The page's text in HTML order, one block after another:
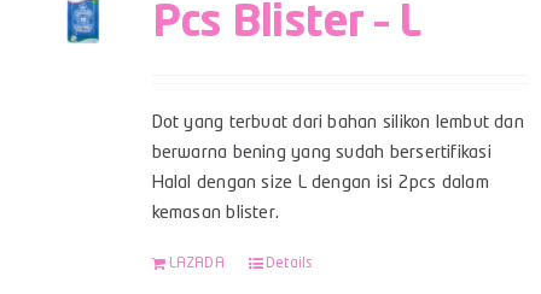
Pcs Blister – L
Dot yang terbuat dari bahan silikon lembut dan
berwarna bening yang sudah bersertifikasi
Halal dengan size L dengan isi 2pcs dalam
kemasan blister.
LAZADA Details